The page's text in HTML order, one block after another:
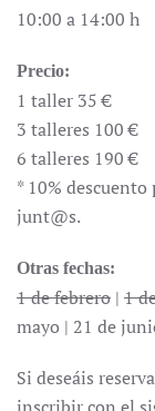
10:00 a 14:00 h
Precio:
1 taller 35 €
3 talleres 100 €
6 talleres 190 €
* 10%
junt@s.
Otras fechas:
1 de febrero | 1
mayo | 21 de
Si deseáis